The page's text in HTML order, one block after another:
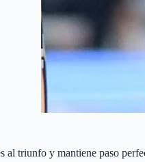
al triunfo y mantiene paso